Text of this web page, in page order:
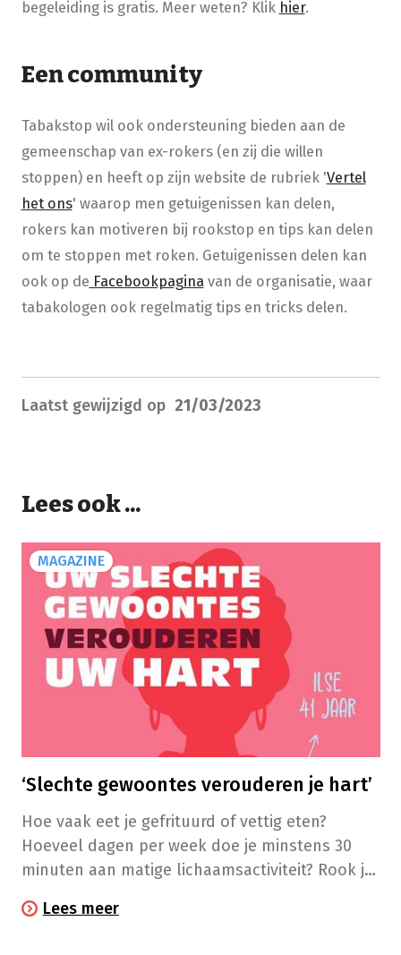
begeleiding is gratis. Meer weten? Klik hier.
Een community
Tabakstop wil ook ondersteuning bieden aan de
gemeenschap van ex-rokers (en zij die willen
stoppen) en heeft op zijn website de rubriek 'Vertel
het ons​' waarop men getuigenissen kan delen,
rokers kan motiveren bij rookstop en tips kan delen
om te stoppen met roken. Getuigenissen delen kan
ook op de Facebookpagina van de organisatie, waar
tabakologen ook regelmatig tips en tricks delen.
Laatst gewijzigd op 21/03/2023
Lees ook ...
MAGAZINE
‘Slechte gewoontes verouderen je hart’
Hoe vaak eet je gefrituurd of vettig eten?
Hoeveel dagen per week doe je minstens 30
minuten aan matige lichaamsactiviteit? Rook je?
Cardiologische Liga organiseert van 25
Lees meer